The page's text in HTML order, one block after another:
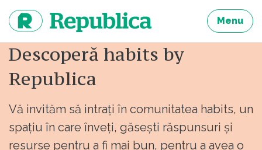
continut
Menu
Descoperă habits by
Republica
Vă invităm să intrați în comunitatea habits, un
spațiu în care înveți, găsești răspunsuri și
resurse pentru a fi mai bun, pentru a avea o